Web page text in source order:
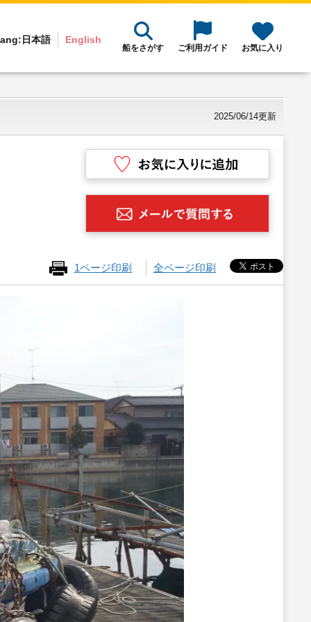
日本語 English
船をさがす ご利用ガイド お気に入り
2025/06/14更新
1ページ印刷 全ページ印刷